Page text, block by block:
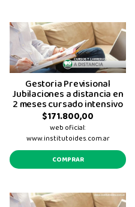
Gestoria Previsional
Jubilaciones a distancia en
2 meses cursado intensivo
$171.800,00
web oficial:
www.institutoides.com.ar
COMPRAR